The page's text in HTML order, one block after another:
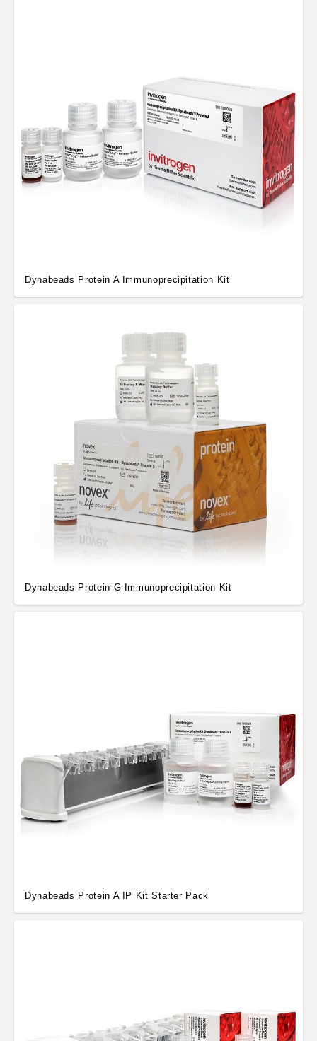
Dynabeads Protein A Immunoprecipitation Kit
Dynabeads Protein G Immunoprecipitation Kit
Dynabeads Protein A IP Kit Starter Pack